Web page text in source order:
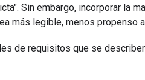
Sin embargo, incorporar la
más legible, menos propenso
de requisitos que se